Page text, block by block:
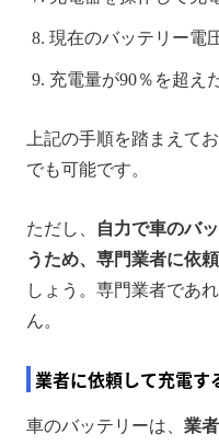
現在のバッテリー電
充電量が90％を超え
上記の手順を踏まえて
でも可能です。
ただし、
自力で車のバ
うため、専門業者に依
しょう。専門業者であ
ん。
業者に依頼して充電す
車のバッテリーは、 業